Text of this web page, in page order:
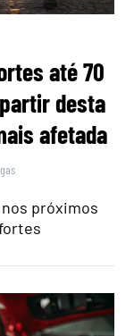
até 70
desta
afetada
próximos